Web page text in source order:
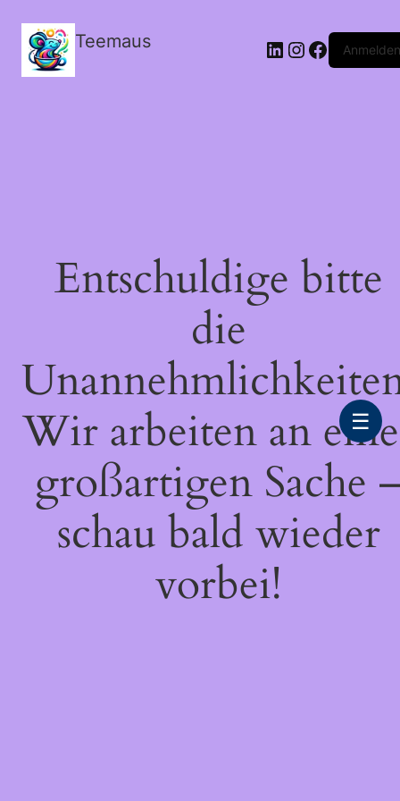
Teemaus LinkedIn
Instagram
FacebookAnmelden
Entschuldige bitte
die
Wir arbeiten an
großartigen Sache
schau bald wieder
vorbei!
☰